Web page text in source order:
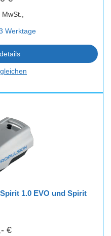
MwSt.,
Werktage
1.0 EVO und Spirit
€